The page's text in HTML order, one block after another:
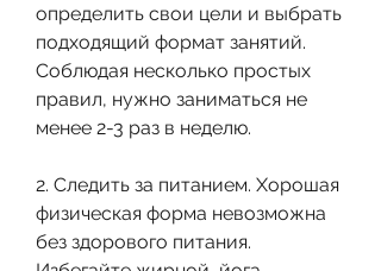
определить свои цели и выбрать
подходящий формат занятий.
Соблюдая несколько простых
правил, нужно заниматься не
менее 2-3 раз в неделю.
2. Следить за питанием. Хорошая
физическая форма невозможна
без здорового питания.